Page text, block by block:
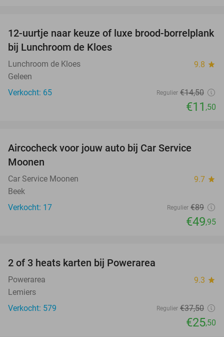
21%
12-uurtje naar keuze of luxe brood-borrelplank
bij Lunchroom de Kloes
Lunchroom de Kloes 9.8 star
Geleen
Verkocht: 65
Regulier €14,50
€11 ,50
Aircocheck voor jouw auto bij Car Service
Moonen
Car Service Moonen 9.7 star
Beek
Verkocht: 17
Regulier €89
€49,95
2 of 3 heats karten bij Powerarea
Powerarea 9.3 star
Lemiers
Verkocht: 579
Regulier €37,50
€25,50